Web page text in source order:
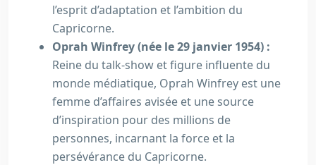
l’esprit d’adaptation et l’ambition du
Capricorne.
Oprah Winfrey (née le 29 janvier 1954) :
Reine du talk-show et figure influente du
monde médiatique, Oprah Winfrey est une
femme d’affaires avisée et une source
d’inspiration pour des millions de
personnes, incarnant la force et la
persévérance du Capricorne.